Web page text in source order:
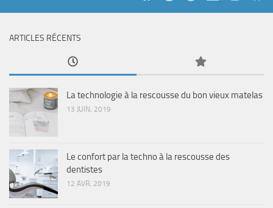
ARTICLES RÉCENTS
La technologie à la rescousse du bon vieux matelas
13 JUIN, 2019
Le confort par la techno à la rescousse des
dentistes
12 AVR, 2019